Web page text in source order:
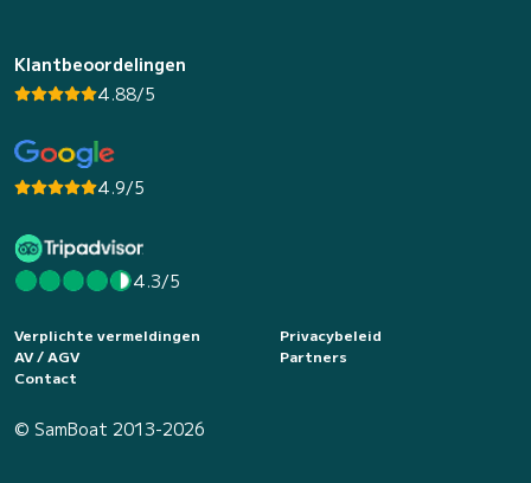
Klantbeoordelingen
4.88/5
4.9/5
4.3/5
Verplichte vermeldingen
Privacybeleid
AV / AGV
Partners
Contact
© SamBoat 2013-2026